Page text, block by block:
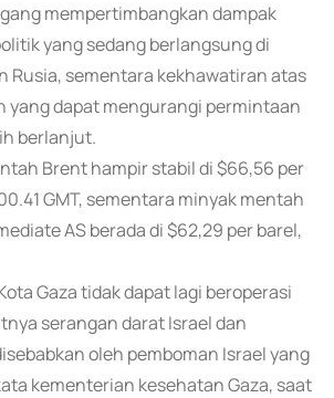
mempertimbangkan dampak
yang sedang berlangsung di
Rusia, sementara kekhawatiran atas
yang dapat mengurangi permintaan
berlanjut.
Brent hampir stabil di $66,56 per
GMT, sementara minyak mentah
AS berada di $62,29 per barel,
Gaza tidak dapat lagi beroperasi
serangan darat Israel dan
oleh pemboman Israel yang
kementerian kesehatan Gaza, saat